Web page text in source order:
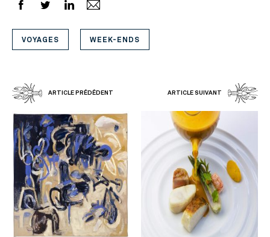
VOYAGES WEEK-ENDS
ARTICLE PRÉDÉDENT ARTICLE SUIVANT